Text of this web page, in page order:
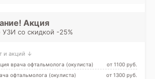
Мужества, Политехническая,
Акция
со скидкой -25%
и акций ↓
врача офтальмолога (окулиста)
от 1100 pуб.
офтальмолога (окулиста)
от 1300 pуб.